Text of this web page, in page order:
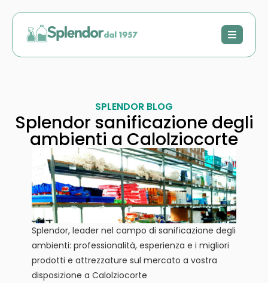
SPLENDOR BLOG
Splendor sanificazione degli
ambienti a Calolziocorte
Splendor, leader nel campo di sanificazione degli
ambienti: professionalità, esperienza e i migliori
prodotti e attrezzature sul mercato a vostra
disposizione a Calolziocorte